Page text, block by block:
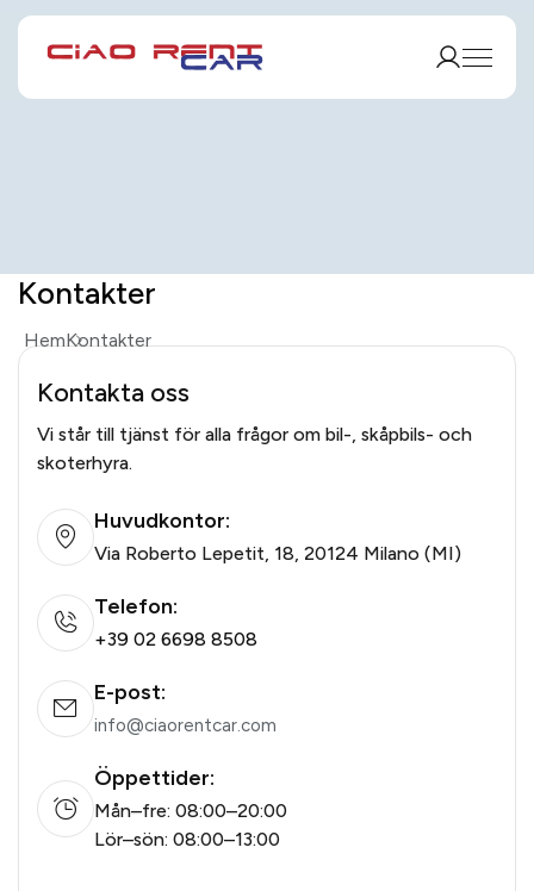
Kontakter
HemKontakter
Kontakta oss
Vi står till tjänst för alla frågor om bil-, skåpbils- och
skoterhyra.
Huvudkontor:
Via Roberto Lepetit, 18, 20124 Milano (MI)
Telefon:
+39 02 6698 8508
E-post:
info@ciaorentcar.com
Öppettider:
Mån–fre: 08:00–20:00
Lör–sön: 08:00–13:00